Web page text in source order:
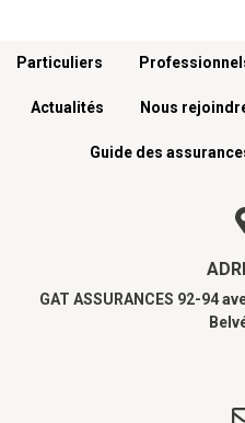
Menu footer
Particuliers
Actualités Nous
Guide des
GAT ASSURANCES 92-94